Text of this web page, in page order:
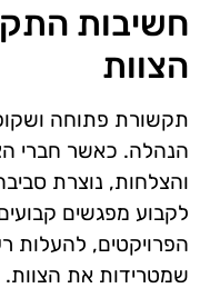
חשיבות
הצוות
תקשורת פתוחה
הנהלה. כאשר חברי
והצלחות, נוצרת
לקבוע מפגשים
הפרויקטים, להעלות
שמטרידות את הצוות.